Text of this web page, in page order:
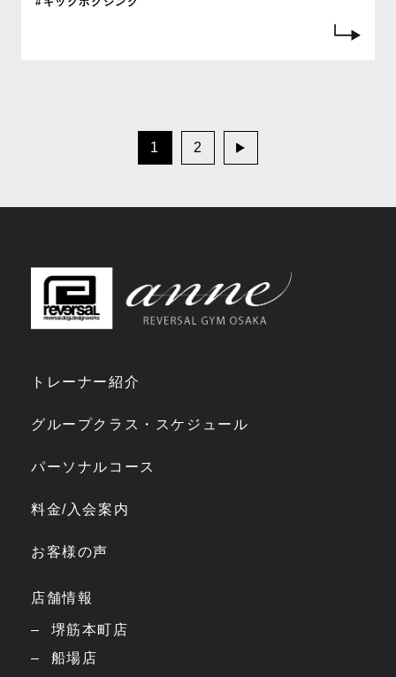
1 2
次
へ
トレーナー紹介
グループクラス・スケジュール
パーソナルコース
料金/入会案内
お客様の声
店舗情報
堺筋本町店
船場店